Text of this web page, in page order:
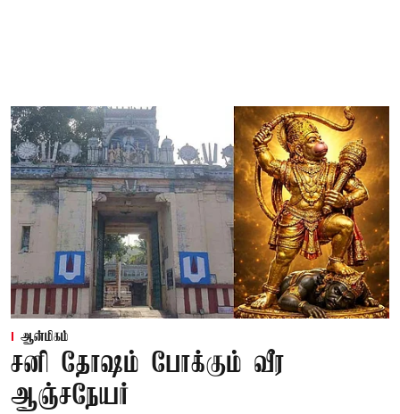
ஆன்மிகம்
சனி தோஷம் போக்கும் வீர
ஆஞ்சநேயர்